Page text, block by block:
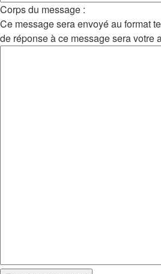
Corps du message :
Ce message sera envoyé au format
de réponse à ce message sera votre